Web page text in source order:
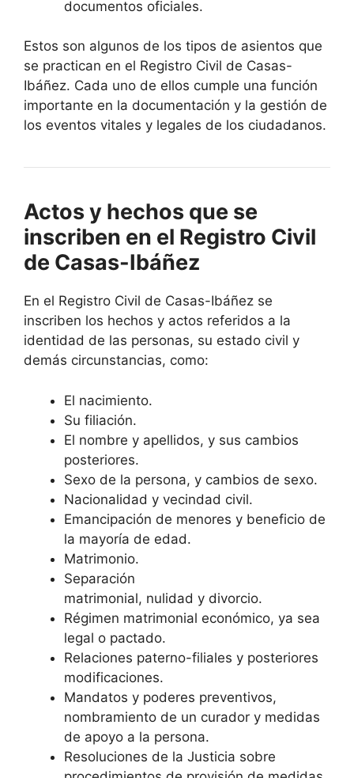
documentos oficiales.
Estos son algunos de los tipos de asientos que
se practican en el Registro Civil de Casas-
Ibáñez. Cada uno de ellos cumple una función
importante en la documentación y la gestión de
los eventos vitales y legales de los ciudadanos.
Actos y hechos que se
inscriben en el Registro Civil
de Casas-Ibáñez
En el Registro Civil de Casas-Ibáñez se
inscriben los hechos y actos referidos a la
identidad de las personas, su estado civil y
demás circunstancias, como:
El nacimiento.
Su filiación.
El nombre y apellidos, y sus cambios
posteriores.
Sexo de la persona, y cambios de sexo.
Nacionalidad y vecindad civil.
Emancipación de menores y beneficio de
la mayoría de edad.
Matrimonio.
Separación
matrimonial, nulidad y divorcio.
Régimen matrimonial económico, ya sea
legal o pactado.
Relaciones paterno-filiales y posteriores
modificaciones.
Mandatos y poderes preventivos,
nombramiento de un curador y medidas
de apoyo a la persona.
Resoluciones de la Justicia sobre